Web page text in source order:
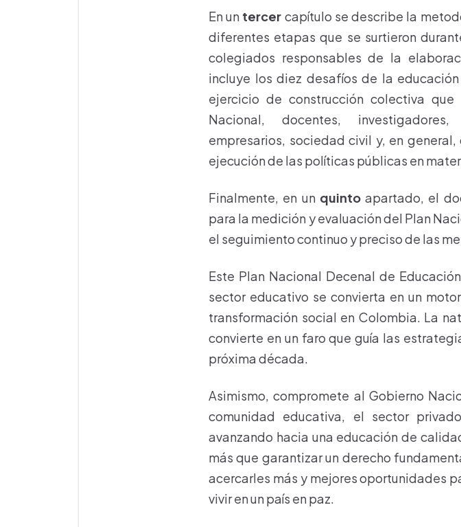
En un tercer capítulo se describe la
diferentes etapas que se surtieron
colegiados responsables de la
incluye los diez desafíos de la
ejercicio de construcción colectiva
Nacional, docentes,
empresarios, sociedad civil y, en
ejecución de las políticas públicas en
Finalmente, en un quintoapartado, el
para la medición y evaluación del Plan
el seguimiento continuo y preciso de las
Este Plan Nacional Decenal de
sector educativo se convierta en un
transformación social en Colombia. La
convierte en un faro que guía las
próxima década.
Asimismo, compromete al Gobierno
comunidad educativa, el sector
avanzando hacia una educación de
más que garantizar un derecho
acercarles más y mejores oportunidades
vivir en un país en paz.